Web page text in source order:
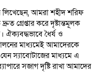
আমরা শহীদ শরিফ
গ্রেপ্তার করে দৃষ্টান্তমূলক
ঐক্যবদ্ধভাবে ধৈর্য ও
মাধ্যমেই আমাদেরকে
স্যাবোটাজের মাধ্যমে এ
সজাগ দৃষ্টি রাখা আমাদের